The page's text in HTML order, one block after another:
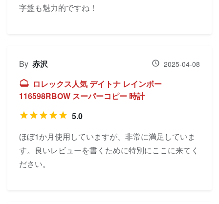
字盤も魅力的ですね！
By 赤沢 2025-04-08
ロレックス人気 デイトナ レインボー
116598RBOW スーパーコピー 時計
5.0
ほぼ1か月使用していますが、非常に満足していま
す。良いレビューを書くために特別にここに来てく
ださい。